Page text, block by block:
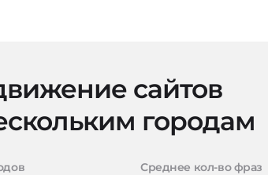
сайтов
городам
Среднее кол-во фраз